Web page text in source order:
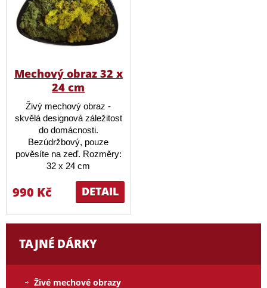
Mechový obraz 32 x
24 cm
Živý mechový obraz -
skvělá designová záležitost
do domácnosti.
Bezúdržbový, pouze
pověsíte na zeď. Rozměry:
32 x 24 cm
DETAIL
990 Kč
TAJNÉ DÁRKY
Živé mechové obrazy